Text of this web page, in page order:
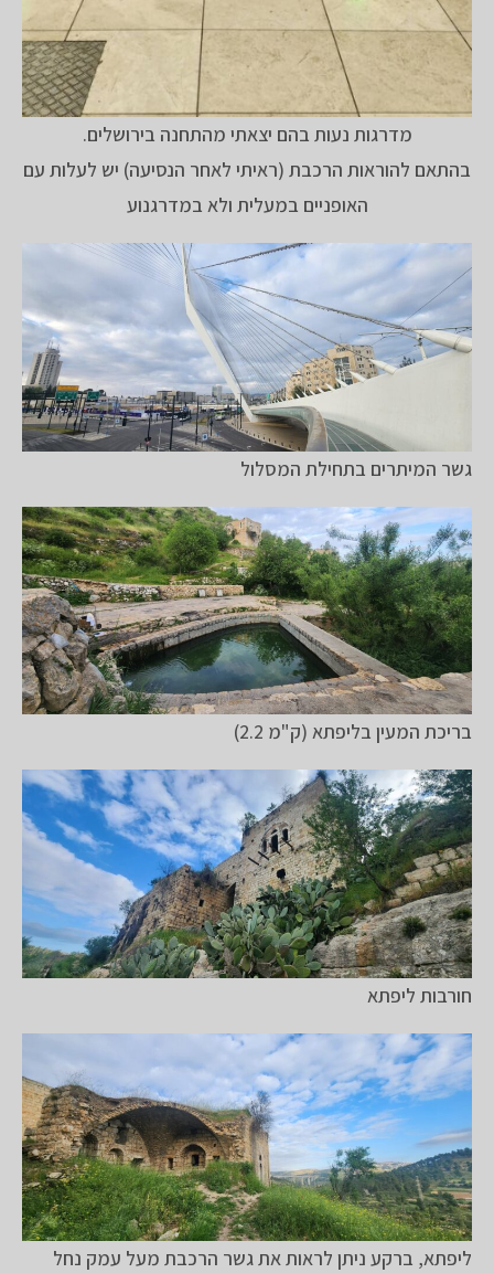
מדרגות נעות בהם יצאתי מהתחנה בירושלים.
בהתאם להוראות הרכבת (ראיתי לאחר הנסיעה) יש לעלות עם
האופניים במעלית ולא במדרגנוע
גשר המיתרים בתחילת המסלול
בריכת המעין בליפתא (ק"מ 2.2)
חורבות ליפתא
ליפתא, ברקע ניתן לראות את גשר הרכבת מעל עמק נחל